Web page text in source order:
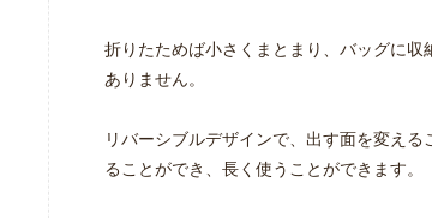
折りたためば小さくまとまり、バッグに
ありません。
リバーシブルデザインで、出す面を変え
ることができ、長く使うことができます。